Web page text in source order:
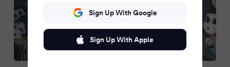
Sign Up With Google
Sign Up With Apple